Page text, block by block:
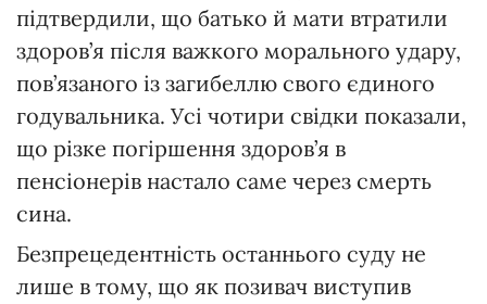
підтвердили, що батько й мати втратили
здоров’я після важкого морального удару,
пов’язаного із загибеллю свого єдиного
годувальника. Усі чотири свідки показали,
що різке погіршення здоров’я в
пенсіонерів настало саме через смерть
сина.
Безпрецедентність останнього суду не
лише в тому, що як позивач виступив